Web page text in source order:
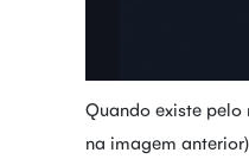
Quando existe
na imagem anterior).